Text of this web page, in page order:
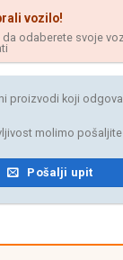
vozilo!
odaberete svoje
proizvodi koji
molimo pošaljite
Pošalji upit